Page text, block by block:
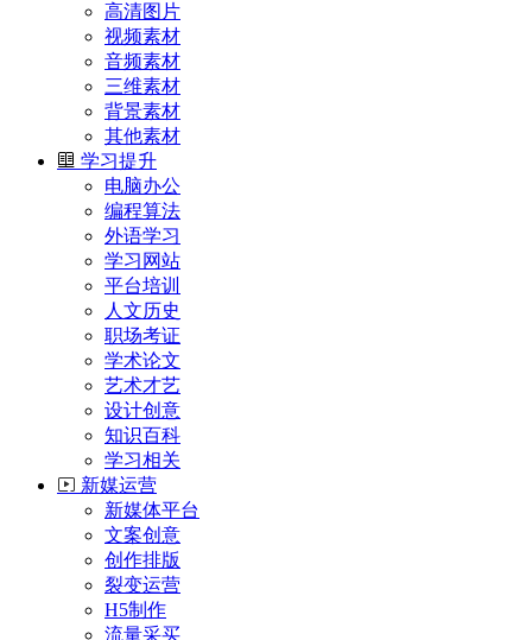
高清图片
视频素材
音频素材
三维素材
背景素材
其他素材
学习提升
电脑办公
编程算法
外语学习
学习网站
平台培训
人文历史
职场考证
学术论文
艺术才艺
设计创意
知识百科
学习相关
新媒运营
新媒体平台
文案创意
创作排版
裂变运营
H5制作
流量采买